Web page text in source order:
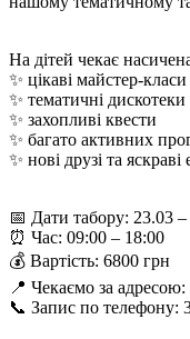
На дітей чекає
✨ цікаві майстер-класи
✨ тематичні дискотеки
✨ захопливі квести
✨ багато активних
✨ нові друзі та яскраві
📅 Дати табору: 23.03
⏰ Час: 09:00 – 18:00
💰 Вартість: 6800 грн
📍 Чекаємо за
📞 Запис по телефону: